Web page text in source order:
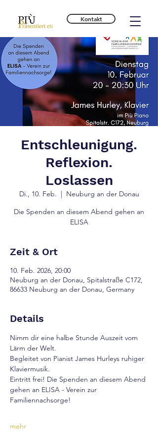
Kontakt
Entschleunigung.
Reflexion.
Loslassen
Di., 10. Feb.
  |
Neuburg an der Donau
Die Spenden an diesem Abend gehen an
ELISA
Zeit & Ort
10. Feb. 2026, 20:00
Neuburg an der Donau, Spitalstraße C172,
86633 Neuburg an der Donau, Germany
Details
Nimm dir eine halbe Stunde Auszeit vom
Lärm der Welt.
Begleitet von Pianist James Hurleys ruhiger
Klaviermusik.
Eintritt frei! Die Spenden an diesem Abend
gehen an ELISA - Verein zur
Familiennachsorge!
mehr